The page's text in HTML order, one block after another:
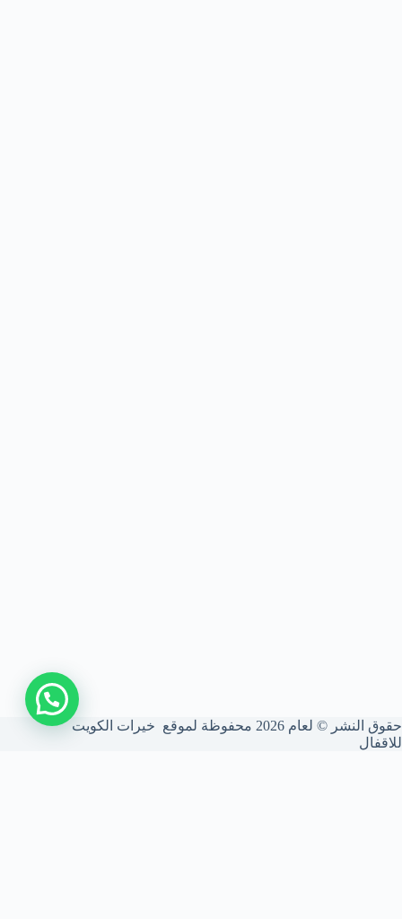
حقوق النشر © لعام 2026 محفوظة لموقع خيرات الكويت
للاقفال